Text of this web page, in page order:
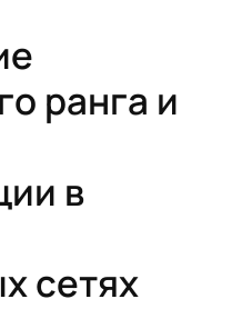
ранга и
в
сетях